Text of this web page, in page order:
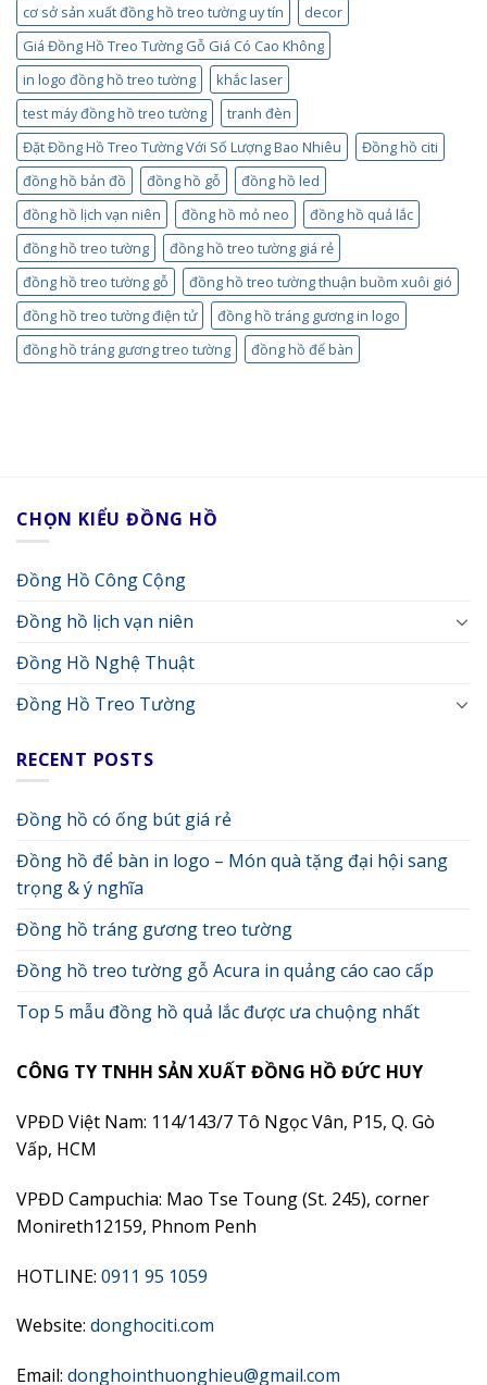
cơ sở sản xuất đồng hồ treo tường uy tín
decor
Giá Đồng Hồ Treo Tường Gỗ Giá Có Cao Không
in logo đồng hồ treo tường
khắc laser
test máy đồng hồ treo tường
tranh đèn
Đặt Đồng Hồ Treo Tường Với Số Lượng Bao Nhiêu
Đồng hồ citi
đồng hồ bản đồ
đồng hồ gỗ
đồng hồ led
đồng hồ lịch vạn niên
đồng hồ mỏ neo
đồng hồ quả lắc
đồng hồ treo tường
đồng hồ treo tường giá rẻ
đồng hồ treo tường gỗ
đồng hồ treo tường thuận buồm xuôi gió
đồng hồ treo tường điện tử
đồng hồ tráng gương in logo
đồng hồ tráng gương treo tường
đồng hồ để bàn
CHỌN KIỂU ĐỒNG HỒ
Đồng Hồ Công Cộng
Đồng hồ lịch vạn niên
Đồng Hồ Nghệ Thuật
Đồng Hồ Treo Tường
RECENT POSTS
Đồng hồ có ống bút giá rẻ
Đồng hồ để bàn in logo – Món quà tặng đại hội sang
trọng & ý nghĩa
Đồng hồ tráng gương treo tường
Đồng hồ treo tường gỗ Acura in quảng cáo cao cấp
Top 5 mẫu đồng hồ quả lắc được ưa chuộng nhất
CÔNG TY TNHH SẢN XUẤT ĐỒNG HỒ ĐỨC HUY
VPĐD Việt Nam: 114/143/7 Tô Ngọc Vân, P15, Q. Gò
Vấp, HCM
VPĐD Campuchia: Mao Tse Toung (St. 245), corner
Monireth12159, Phnom Penh
HOTLINE: 0911 95 1059
Website: donghociti.com
Email: donghointhuonghieu@gmail.com